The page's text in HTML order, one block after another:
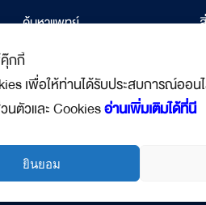
คุ๊กกี้
เพื่อให้ท่านได้รับประสบการณ์ออ
วนตัวและ Cookies อ่านเพิ่มเติมได้ที่นี
ยินยอม
นัดหมาย
บทความ